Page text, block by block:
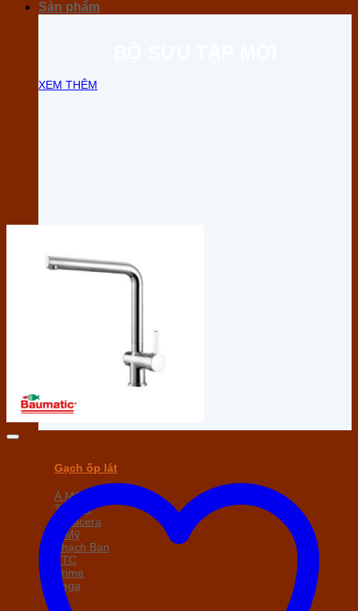
Sản phẩm
XEM THÊM
Gạch ốp lát
Á Mỹ
Taicera
Viglacera
Ý Mỹ
Thạch Bàn
TTC
Prime
Sega